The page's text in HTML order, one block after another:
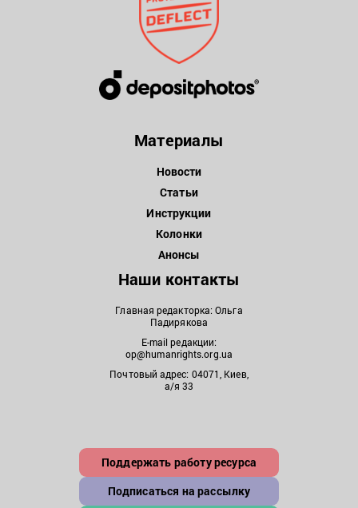
Материалы
Новости
Статьи
Инструкции
Колонки
Анонсы
Наши контакты
Главная редакторка: Ольга
Падирякова
E-mail редакции:
op@humanrights.org.ua
Почтовый адрес: 04071, Киев,
а/я 33
Поддержать работу ресурса
Подписаться на рассылку